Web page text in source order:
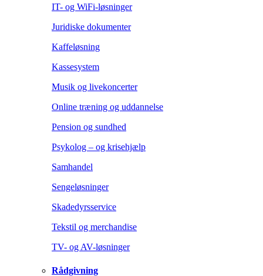
IT- og WiFi-løsninger
Juridiske dokumenter
Kaffeløsning
Kassesystem
Musik og livekoncerter
Online træning og uddannelse
Pension og sundhed
Psykolog – og krisehjælp
Samhandel
Sengeløsninger
Skadedyrsservice
Tekstil og merchandise
TV- og AV-løsninger
Rådgivning